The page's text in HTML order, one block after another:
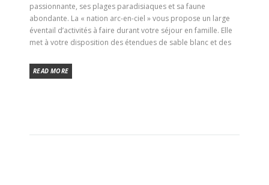
passionnante, ses plages paradisiaques et sa faune
abondante. La « nation arc-en-ciel » vous propose un large
éventail d’activités à faire durant votre séjour en famille. Elle
met à votre disposition des étendues de sable blanc et des
READ MORE